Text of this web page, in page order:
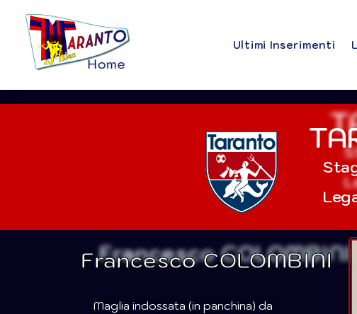
Ultimi Inserimenti
Francesco COLOMBINI
Maglia indossata (in panchina) da